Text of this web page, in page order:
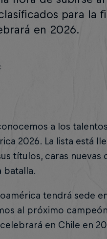
para la
en 2026.
a los
2026. La lista está
títulos, caras nuevas
batalla.
tendrá sede
al próximo
en Chile en